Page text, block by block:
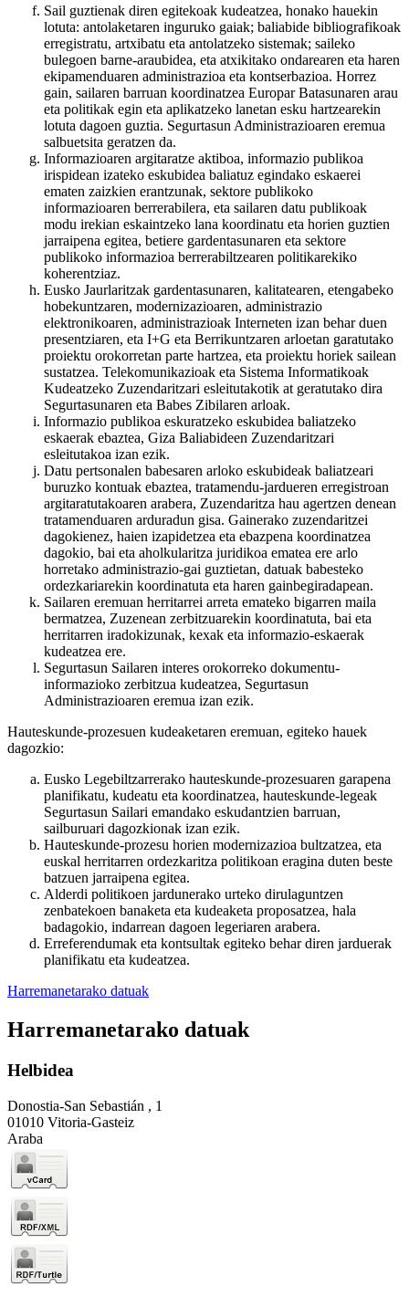
Sail guztienak diren egitekoak kudeatzea, honako hauekin
lotuta: antolaketaren inguruko gaiak; baliabide bibliografikoak
erregistratu, artxibatu eta antolatzeko sistemak; saileko
bulegoen barne-araubidea, eta atxikitako ondarearen eta haren
ekipamenduaren administrazioa eta kontserbazioa. Horrez
gain, sailaren barruan koordinatzea Europar Batasunaren arau
eta politikak egin eta aplikatzeko lanetan esku hartzearekin
lotuta dagoen guztia. Segurtasun Administrazioaren eremua
salbuetsita geratzen da.
Informazioaren argitaratze aktiboa, informazio publikoa
irispidean izateko eskubidea baliatuz egindako eskaerei
ematen zaizkien erantzunak, sektore publikoko
informazioaren berrerabilera, eta sailaren datu publikoak
modu irekian eskaintzeko lana koordinatu eta horien guztien
jarraipena egitea, betiere gardentasunaren eta sektore
publikoko informazioa berrerabiltzearen politikarekiko
koherentziaz.
Eusko Jaurlaritzak gardentasunaren, kalitatearen, etengabeko
hobekuntzaren, modernizazioaren, administrazio
elektronikoaren, administrazioak Interneten izan behar duen
presentziaren, eta I+G eta Berrikuntzaren arloetan garatutako
proiektu orokorretan parte hartzea, eta proiektu horiek sailean
sustatzea. Telekomunikazioak eta Sistema Informatikoak
Kudeatzeko Zuzendaritzari esleitutakotik at geratutako dira
Segurtasunaren eta Babes Zibilaren arloak.
Informazio publikoa eskuratzeko eskubidea baliatzeko
eskaerak ebaztea, Giza Baliabideen Zuzendaritzari
esleitutakoa izan ezik.
Datu pertsonalen babesaren arloko eskubideak baliatzeari
buruzko kontuak ebaztea, tratamendu-jardueren erregistroan
argitaratutakoaren arabera, Zuzendaritza hau agertzen denean
tratamenduaren arduradun gisa. Gainerako zuzendaritzei
dagokienez, haien izapidetzea eta ebazpena koordinatzea
dagokio, bai eta aholkularitza juridikoa ematea ere arlo
horretako administrazio-gai guztietan, datuak babesteko
ordezkariarekin koordinatuta eta haren gainbegiradapean.
Sailaren eremuan herritarrei arreta emateko bigarren maila
bermatzea, Zuzenean zerbitzuarekin koordinatuta, bai eta
herritarren iradokizunak, kexak eta informazio-eskaerak
kudeatzea ere.
Segurtasun Sailaren interes orokorreko dokumentu-
informazioko zerbitzua kudeatzea, Segurtasun
Administrazioaren eremua izan ezik.
Hauteskunde-prozesuen kudeaketaren eremuan, egiteko hauek
dagozkio:
Eusko Legebiltzarrerako hauteskunde-prozesuaren garapena
planifikatu, kudeatu eta koordinatzea, hauteskunde-legeak
Segurtasun Sailari emandako eskudantzien barruan,
sailburuari dagozkionak izan ezik.
Hauteskunde-prozesu horien modernizazioa bultzatzea, eta
euskal herritarren ordezkaritza politikoan eragina duten beste
batzuen jarraipena egitea.
Alderdi politikoen jardunerako urteko dirulaguntzen
zenbatekoen banaketa eta kudeaketa proposatzea, hala
badagokio, indarrean dagoen legeriaren arabera.
Erreferendumak eta kontsultak egiteko behar diren jarduerak
planifikatu eta kudeatzea.
Harremanetarako datuak
Harremanetarako datuak
Helbidea
Donostia-San Sebastián , 1
01010 Vitoria-Gasteiz
Araba